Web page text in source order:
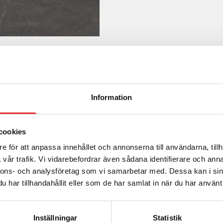
Information
för att anpassa innehållet och annonserna till användarna,
trafik. Vi vidarebefordrar även sådana identifierare och
och analysföretag som vi samarbetar med. Dessa kan i
har tillhandahållit eller som de har samlat in när du har
Inställningar Statistik
Ring oss på
0512-301700 Kontakta